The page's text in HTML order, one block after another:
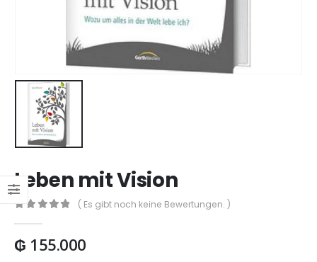
Leben mit Vision
( Es gibt noch keine Bewertungen. )
₲ 155.000